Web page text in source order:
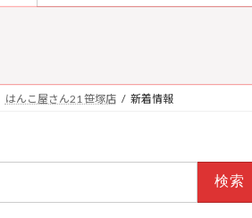
はんこ屋さん21 笹塚店 新着情報